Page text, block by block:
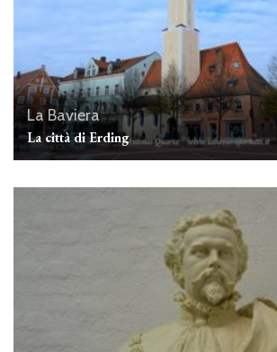
La Baviera
La città di Erding